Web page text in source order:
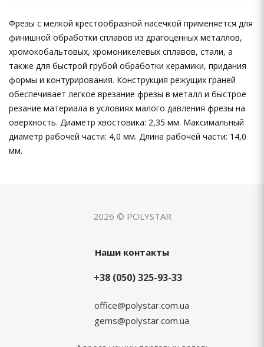
Фрезы с мелкой крестообразной насечкой применяется для
финишной обработки сплавов из драгоценных металлов,
хромокобальтовых, хромоникелевых сплавов, стали, а
также для быстрой грубой обработки керамики, придания
формы и контурирования. Конструкция режущих граней
обеспечивает легкое врезание фрезы в металл и быстрое
резание материала в условиях малого давления фрезы на
оверхность. Диаметр хвостовика: 2,35 мм. Максимальный
диаметр рабочей части: 4,0 мм. Длина рабочей части: 14,0
мм.
2026 © POLYSTAR
Наши контакты
+38 (050) 325-93-33
office@polystar.com.ua
gems@polystar.com.ua